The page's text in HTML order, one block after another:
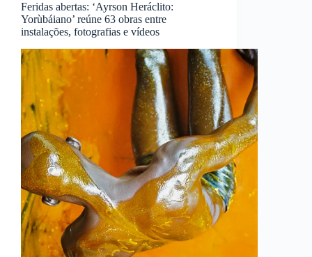
Feridas abertas: ‘Ayrson Heráclito:
Yorùbáiano’ reúne 63 obras entre
instalações, fotografias e vídeos